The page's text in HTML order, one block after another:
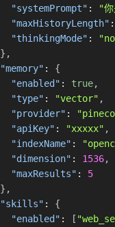
"systemPrompt" : "
"maxHistoryLength" :
"thinkingMode" :
} ,
"memory" :
{
"enabled" : true,
"type" : "vector" ,
"provider" :
"apiKey" : "xxxxx" ,
"indexName" :
"dimension" : 1536,
"maxResults" :
5
} ,
"skills" :
{
"enabled" : [